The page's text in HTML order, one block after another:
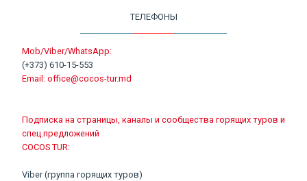
ТЕЛЕФОНЫ
Mob/Viber/WhatsApp:
(+373) 610-15-553
Email: office@cocos-tur.md
Подписка на страницы, каналы и сообщества горящих туров и
спец.предложений
COCOS TUR:
Viber (группа горящих туров)